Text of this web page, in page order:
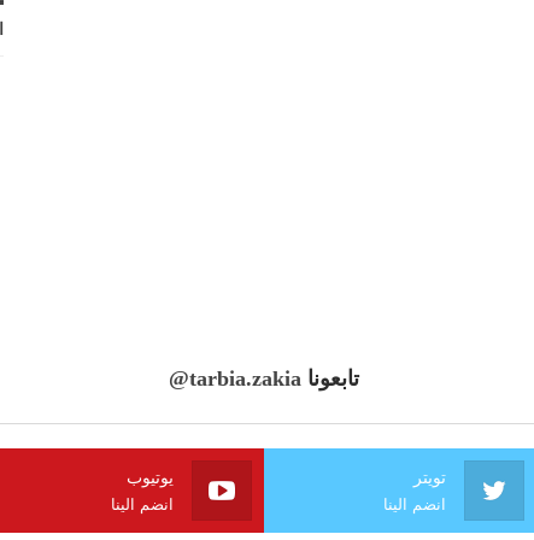
تابعونا @tarbia.zakia
تويتر
انضم الينا
يوتيوب
انضم الينا